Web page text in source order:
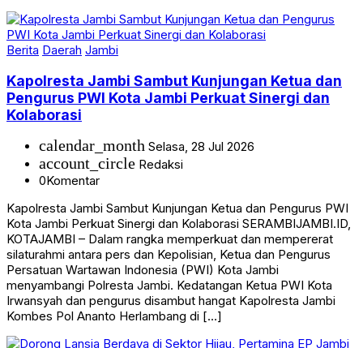
Berita Daerah Jambi
Kapolresta Jambi Sambut Kunjungan Ketua dan
Pengurus PWI Kota Jambi Perkuat Sinergi dan
Kolaborasi
calendar_month Selasa, 28 Jul 2026
account_circle Redaksi
0Komentar
Kapolresta Jambi Sambut Kunjungan Ketua dan Pengurus PWI
Kota Jambi Perkuat Sinergi dan Kolaborasi SERAMBIJAMBI.ID,
KOTAJAMBI – Dalam rangka memperkuat dan mempererat
silaturahmi antara pers dan Kepolisian, Ketua dan Pengurus
Persatuan Wartawan Indonesia (PWI) Kota Jambi
menyambangi Polresta Jambi. Kedatangan Ketua PWI Kota
Irwansyah dan pengurus disambut hangat Kapolresta Jambi
Kombes Pol Ananto Herlambang di […]